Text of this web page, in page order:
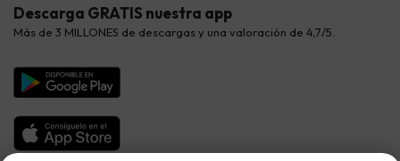
Viajes para grupos
Hoteles Galicia
Hoteles Salou
Chollos con Todo Incluido
Chollos en la playa
Chollos con Vuelo Incluido
Hoteles con toboganes
Vacaciones en Agosto
Vacaciones en Octubre
Vacaciones en Noviembre
Preguntas frecuentes
Descarga GRATIS nuestra app
Más de 3 MILLONES de descargas y una valoración de 4,7/5.